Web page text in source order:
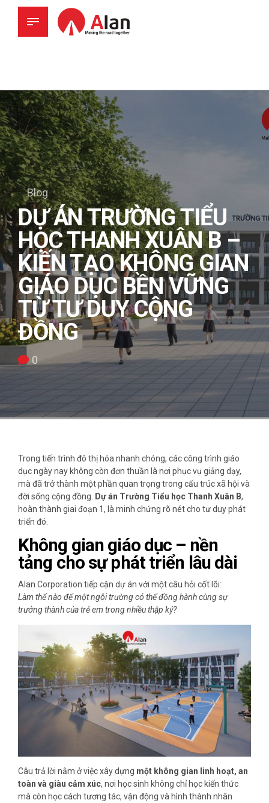
Blog
DỰ ÁN TRƯỜNG TIỂU
HỌC THANH XUÂN B –
KIẾN TẠO KHÔNG GIAN
GIÁO DỤC BỀN VỮNG
TỪ TƯ DUY CỘNG
ĐỒNG
0
Trong tiến trình đô thị hóa nhanh chóng, các công trình giáo
dục ngày nay không còn đơn thuần là nơi phục vụ giảng dạy,
mà đã trở thành một phần quan trọng trong cấu trúc xã hội và
đời sống cộng đồng. Dự án Trường Tiểu học Thanh Xuân B,
hoàn thành giai đoạn 1, là minh chứng rõ nét cho tư duy phát
triển đó.
Không gian giáo dục – nền
tảng cho sự phát triển lâu dài
Alan Corporation tiếp cận dự án với một câu hỏi cốt lõi:
Làm thế nào để một ngôi trường có thể đồng hành cùng sự
trưởng thành của trẻ em trong nhiều thập kỷ?
Câu trả lời nằm ở việc xây dựng một không gian linh hoạt, an
toàn và giàu cảm xúc, nơi học sinh không chỉ học kiến thức
mà còn học cách tương tác, vận động và hình thành nhân